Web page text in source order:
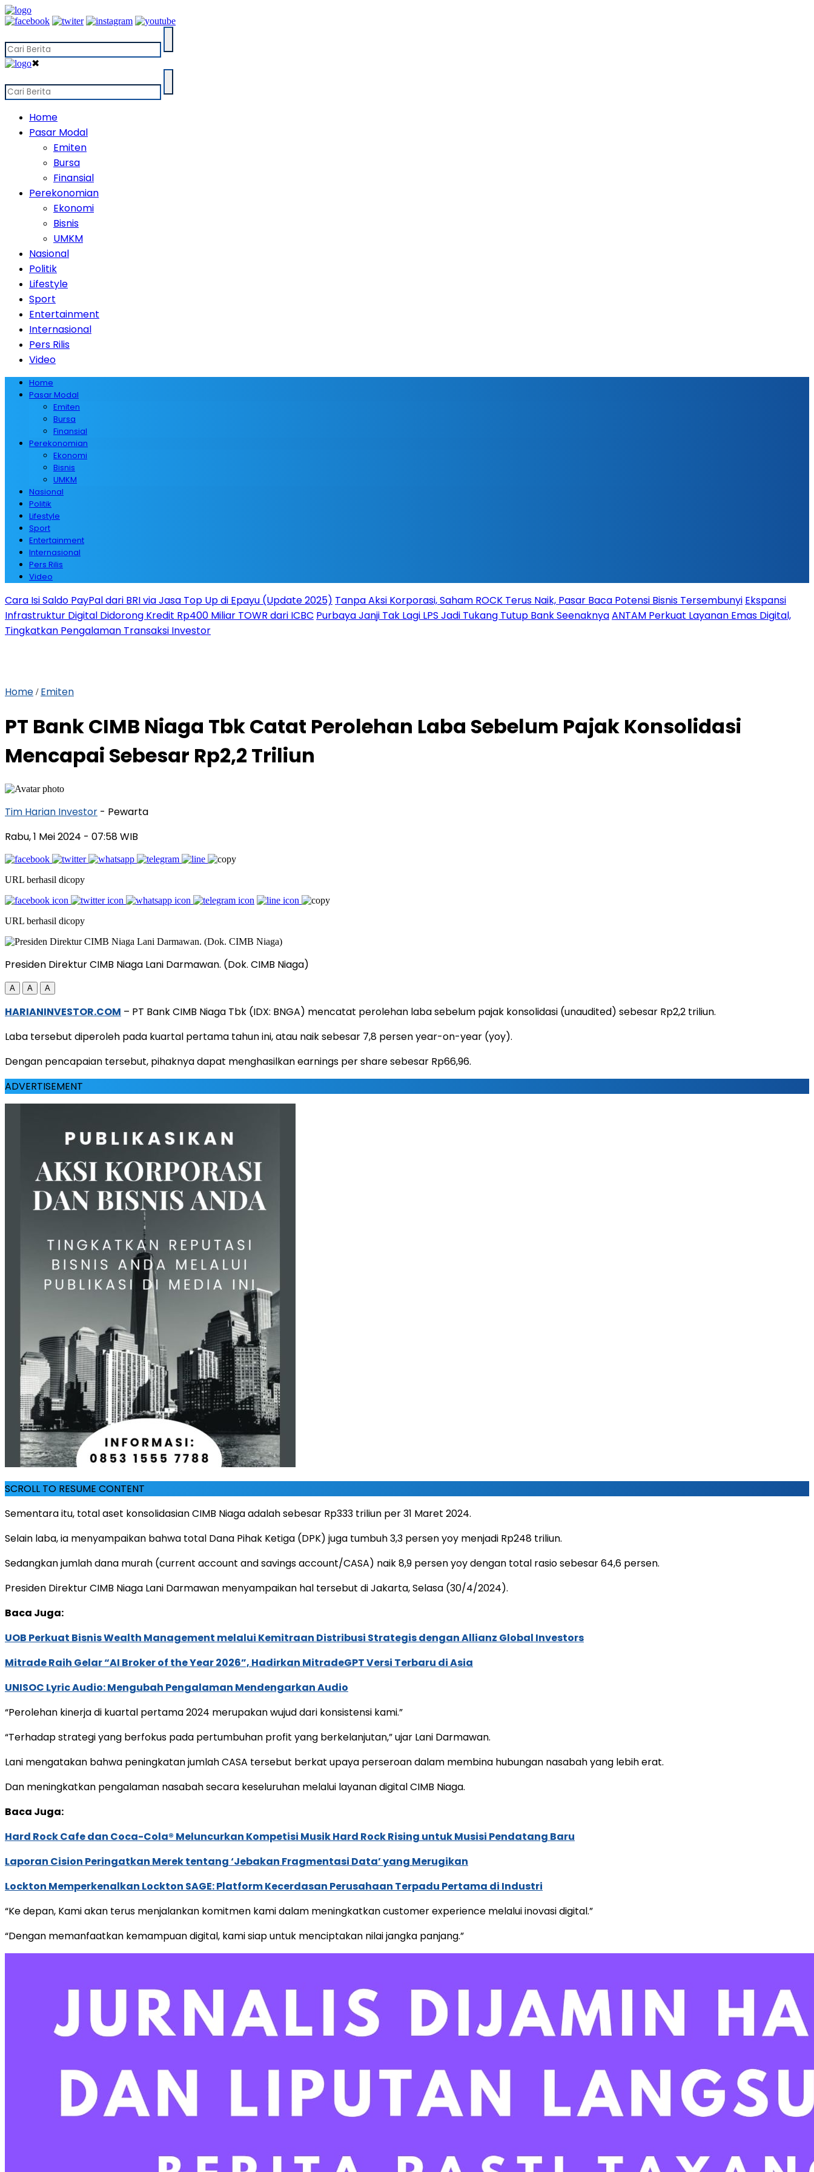
✖
Home
Pasar Modal
Emiten
Bursa
Finansial
Perekonomian
Ekonomi
Bisnis
UMKM
Nasional
Politik
Lifestyle
Sport
Entertainment
Internasional
Pers Rilis
Video
Home
Pasar Modal
Emiten
Bursa
Finansial
Perekonomian
Ekonomi
Bisnis
UMKM
Nasional
Politik
Lifestyle
Sport
Entertainment
Internasional
Pers Rilis
Video
Cara Isi Saldo PayPal dari BRI via Jasa Top Up di Epayu (Update 2025) Tanpa Aksi Korporasi, Saham ROCK Terus Naik, Pasar Baca Potensi Bisnis Tersembunyi Ekspansi
Infrastruktur Digital Didorong Kredit Rp400 Miliar TOWR dari ICBC Purbaya Janji Tak Lagi LPS Jadi Tukang Tutup Bank SeenaknyaANTAM Perkuat Layanan Emas Digital,
Tingkatkan Pengalaman Transaksi Investor
Home / Emiten
PT Bank CIMB Niaga Tbk Catat Perolehan Laba Sebelum Pajak Konsolidasi
Mencapai Sebesar Rp2,2 Triliun
Tim Harian Investor - Pewarta
Rabu, 1 Mei 2024 - 07:58 WIB
URL berhasil dicopy
URL berhasil dicopy
Presiden Direktur CIMB Niaga Lani Darmawan. (Dok. CIMB Niaga)
A A A
HARIANINVESTOR.COM – PT Bank CIMB Niaga Tbk (IDX: BNGA) mencatat perolehan laba sebelum pajak konsolidasi (unaudited) sebesar Rp2,2 triliun.
Laba tersebut diperoleh pada kuartal pertama tahun ini, atau naik sebesar 7,8 persen year-on-year (yoy).
Dengan pencapaian tersebut, pihaknya dapat menghasilkan earnings per share sebesar Rp66,96.
ADVERTISEMENT
SCROLL TO RESUME CONTENT
Sementara itu, total aset konsolidasian CIMB Niaga adalah sebesar Rp333 triliun per 31 Maret 2024.
Selain laba, ia menyampaikan bahwa total Dana Pihak Ketiga (DPK) juga tumbuh 3,3 persen yoy menjadi Rp248 triliun.
Sedangkan jumlah dana murah (current account and savings account/CASA) naik 8,9 persen yoy dengan total rasio sebesar 64,6 persen.
Presiden Direktur CIMB Niaga Lani Darmawan menyampaikan hal tersebut di Jakarta, Selasa (30/4/2024).
Baca Juga:
UOB Perkuat Bisnis Wealth Management melalui Kemitraan Distribusi Strategis dengan Allianz Global Investors
Mitrade Raih Gelar “AI Broker of the Year 2026”, Hadirkan MitradeGPT Versi Terbaru di Asia
UNISOC Lyric Audio: Mengubah Pengalaman Mendengarkan Audio
“Perolehan kinerja di kuartal pertama 2024 merupakan wujud dari konsistensi kami.”
“Terhadap strategi yang berfokus pada pertumbuhan profit yang berkelanjutan,” ujar Lani Darmawan.
Lani mengatakan bahwa peningkatan jumlah CASA tersebut berkat upaya perseroan dalam membina hubungan nasabah yang lebih erat.
Dan meningkatkan pengalaman nasabah secara keseluruhan melalui layanan digital CIMB Niaga.
Baca Juga:
Hard Rock Cafe dan Coca-Cola® Meluncurkan Kompetisi Musik Hard Rock Rising untuk Musisi Pendatang Baru
Laporan Cision Peringatkan Merek tentang ‘Jebakan Fragmentasi Data’ yang Merugikan
Lockton Memperkenalkan Lockton SAGE: Platform Kecerdasan Perusahaan Terpadu Pertama di Industri
“Ke depan, Kami akan terus menjalankan komitmen kami dalam meningkatkan customer experience melalui inovasi digital.”
“Dengan memanfaatkan kemampuan digital, kami siap untuk menciptakan nilai jangka panjang.”